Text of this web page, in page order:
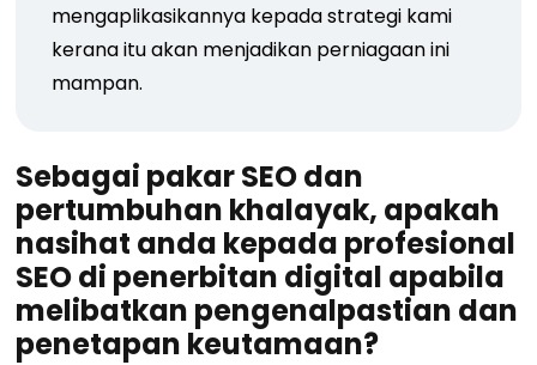
mengaplikasikannya kepada strategi kami
kerana itu akan menjadikan perniagaan ini
mampan.
Sebagai pakar SEO dan
pertumbuhan khalayak, apakah
nasihat anda kepada profesional
SEO di penerbitan digital apabila
melibatkan pengenalpastian dan
penetapan keutamaan?